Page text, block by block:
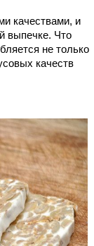
качествами, и
выпечке. Что
не только
качеств